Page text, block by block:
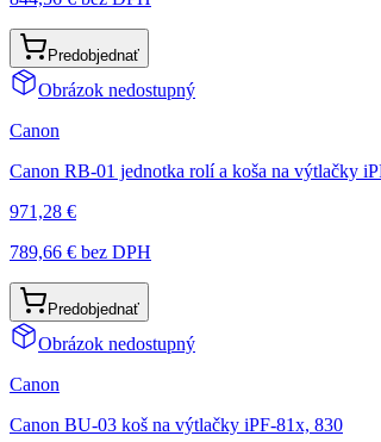
Predobjednať
Obrázok nedostupný
Canon
Canon RB-01 jednotka rolí a koša na výtlačky
971,28 €
789,66 € bez DPH
Predobjednať
Obrázok nedostupný
Canon
Canon BU-03 koš na výtlačky iPF-81x, 830